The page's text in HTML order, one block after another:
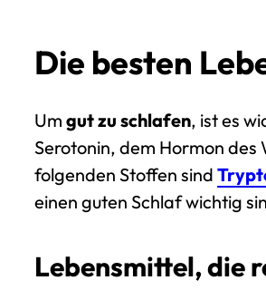
Die besten
Um gut zu schlafen, ist es
Serotonin, dem Hormon des
folgenden Stoffen sind
einen guten Schlaf wichtig
Lebensmittel, die